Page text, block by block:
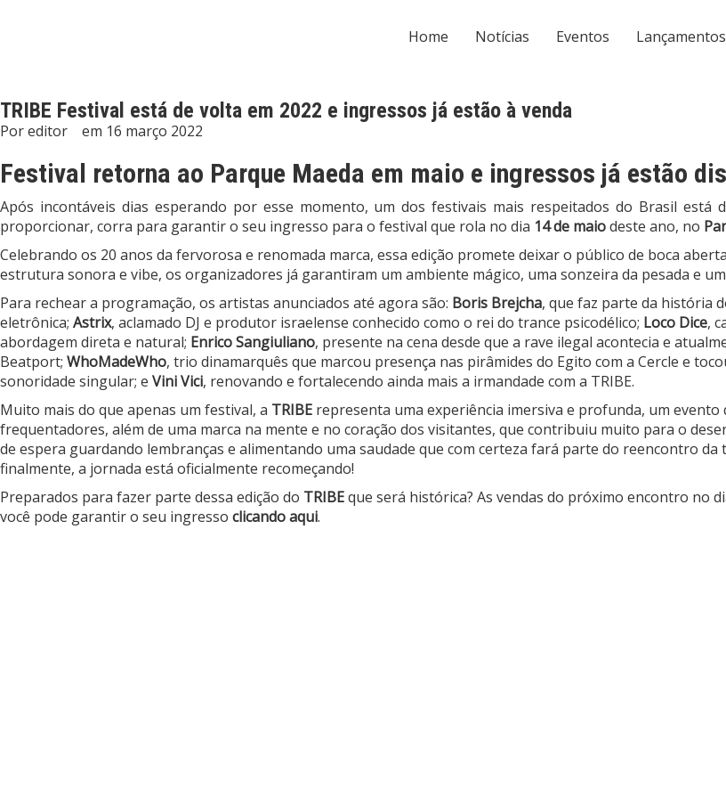
Home Notícias Eventos Lançamentos
TRIBE Festival está de volta em 2022 e ingressos já estão à venda
Poreditor em 16 março 2022
Festival retorna ao Parque Maeda em maio e ingressos já estão
Após incontáveis dias esperando por esse momento, um dos festivais mais respeitados do Brasil está
proporcionar, corra para garantir o seu ingresso para o festival que rola no dia 14 de maiodeste ano, no
Celebrando os 20 anos da fervorosa e renomada marca, essa edição promete deixar o público de boca
estrutura sonora e vibe, os organizadores já garantiram um ambiente mágico, uma sonzeira da pesada e
Para rechear a programação, os artistas anunciados até agora são: Boris Brejcha, que faz parte da história
eletrônica; Astrix, aclamado DJ e produtor israelense conhecido como o rei do trance psicodélico; Loco Dice,
abordagem direta e natural; Enrico Sangiuliano, presente na cena desde que a rave ilegal acontecia e
Beatport; WhoMadeWho, trio dinamarquês que marcou presença nas pirâmides do Egito com a Cercle e
sonoridade singular; e Vini Vici, renovando e fortalecendo ainda mais a irmandade com a TRIBE.
Muito mais do que apenas um festival, a TRIBE representa uma experiência imersiva e profunda, um
frequentadores, além de uma marca na mente e no coração dos visitantes, que contribuiu muito para o
de espera guardando lembranças e alimentando uma saudade que com certeza fará parte do reencontro
finalmente, a jornada está oficialmente recomeçando!
Preparados para fazer parte dessa edição do TRIBEque será histórica? As vendas do próximo encontro no
você pode garantir o seu ingresso clicando aqui.